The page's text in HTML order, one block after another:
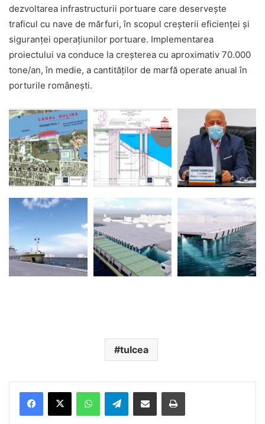
dezvoltarea infrastructurii portuare care deservește
traficul cu nave de mărfuri, în scopul creșterii eficienței și
siguranței operațiunilor portuare. Implementarea
proiectului va conduce la creșterea cu aproximativ 70.000
tone/an, în medie, a cantităților de marfă operate anual în
porturile românești.
tulcea
Telegram